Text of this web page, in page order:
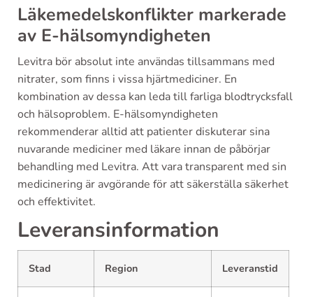
Läkemedelskonflikter markerade
av E-hälsomyndigheten
Levitra bör absolut inte användas tillsammans med
nitrater, som finns i vissa hjärtmediciner. En
kombination av dessa kan leda till farliga blodtrycksfall
och hälsoproblem. E-hälsomyndigheten
rekommenderar alltid att patienter diskuterar sina
nuvarande mediciner med läkare innan de påbörjar
behandling med Levitra. Att vara transparent med sin
medicinering är avgörande för att säkerställa säkerhet
och effektivitet.
Leveransinformation
Stad Region Leveranstid